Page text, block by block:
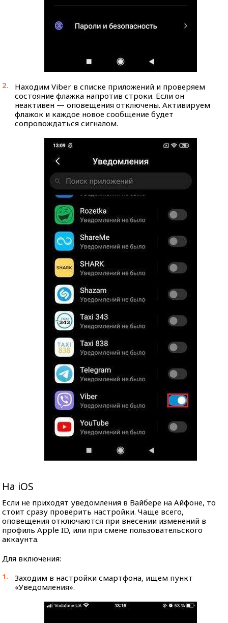
Находим Viber в списке приложений и проверяем
состояние флажка напротив строки. Если он
неактивен — оповещения отключены. Активируем
флажок и каждое новое сообщение будет
сопровождаться сигналом.
На iOS
Если не приходят уведомления в Вайбере на Айфоне, то
стоит сразу проверить настройки. Чаще всего,
оповещения отключаются при внесении изменений в
профиль Apple ID, или при смене пользовательского
аккаунта.
Для включения:
Заходим в настройки смартфона, ищем пункт
«Уведомления».